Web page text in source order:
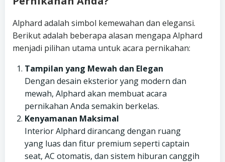
Alphard adalah simbol kemewahan dan elegansi.
Berikut adalah beberapa alasan mengapa Alphard
menjadi pilihan utama untuk acara pernikahan:
Tampilan yang Mewah dan Elegan
Dengan desain eksterior yang modern dan
mewah, Alphard akan membuat acara
pernikahan Anda semakin berkelas.
Kenyamanan Maksimal
Interior Alphard dirancang dengan ruang
yang luas dan fitur premium seperti captain
seat, AC otomatis, dan sistem hiburan canggih